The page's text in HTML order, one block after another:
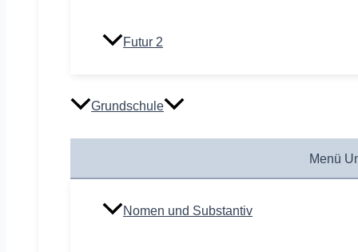
Futur 2
Grundschule
Menü
Nomen und Substantiv